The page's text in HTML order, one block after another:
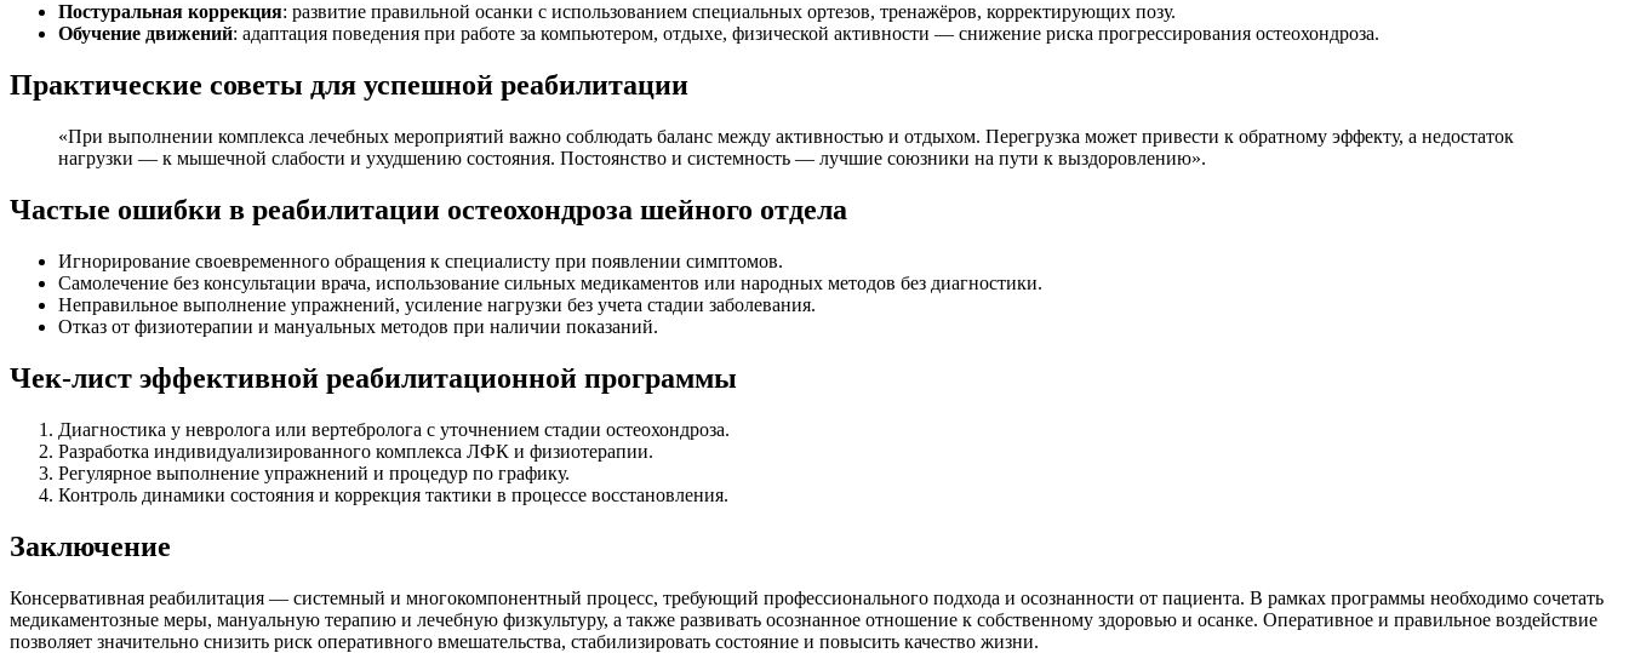
Постуральная коррекция: развитие правильной осанки с использованием специальных ортезов, тренажёров, корректирующих позу.
Обучение движений: адаптация поведения при работе за компьютером, отдыхе, физической активности — снижение риска прогрессирования остеохондроза.
Практические советы для успешной реабилитации
«При выполнении комплекса лечебных мероприятий важно соблюдать баланс между активностью и отдыхом. Перегрузка может привести к обратному эффекту, а недостаток
нагрузки — к мышечной слабости и ухудшению состояния. Постоянство и системность — лучшие союзники на пути к выздоровлению».
Частые ошибки в реабилитации остеохондроза шейного отдела
Игнорирование своевременного обращения к специалисту при появлении симптомов.
Самолечение без консультации врача, использование сильных медикаментов или народных методов без диагностики.
Неправильное выполнение упражнений, усиление нагрузки без учета стадии заболевания.
Отказ от физиотерапии и мануальных методов при наличии показаний.
Чек-лист эффективной реабилитационной программы
Диагностика у невролога или вертебролога с уточнением стадии остеохондроза.
Разработка индивидуализированного комплекса ЛФК и физиотерапии.
Регулярное выполнение упражнений и процедур по графику.
Контроль динамики состояния и коррекция тактики в процессе восстановления.
Заключение
Консервативная реабилитация — системный и многокомпонентный процесс, требующий профессионального подхода и осознанности от пациента. В рамках программы необходимо сочетать
медикаментозные меры, мануальную терапию и лечебную физкультуру, а также развивать осознанное отношение к собственному здоровью и осанке. Оперативное и правильное воздействие
позволяет значительно снизить риск оперативного вмешательства, стабилизировать состояние и повысить качество жизни.